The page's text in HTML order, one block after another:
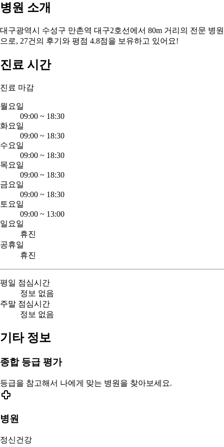
병원 소개
대구광역시 수성구 만촌역 대구2호선에서 80m 거리의 전문 병원
으로, 27건의 후기와 평점 4.8점을 보유하고 있어요!
진료 시간
진료 마감
월요일
09:00 ~ 18:30
화요일
09:00 ~ 18:30
수요일
09:00 ~ 18:30
목요일
09:00 ~ 18:30
금요일
09:00 ~ 18:30
토요일
09:00 ~ 13:00
일요일
휴진
공휴일
휴진
평일 점심시간
정보 없음
주말 점심시간
정보 없음
기타 정보
종합 등급 평가
등급을 참고해서 나에게 맞는 병원을 찾아보세요.
병원
정신건강